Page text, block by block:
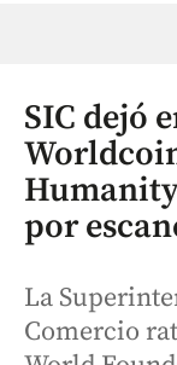
SIC dejó
por
La
Comercio